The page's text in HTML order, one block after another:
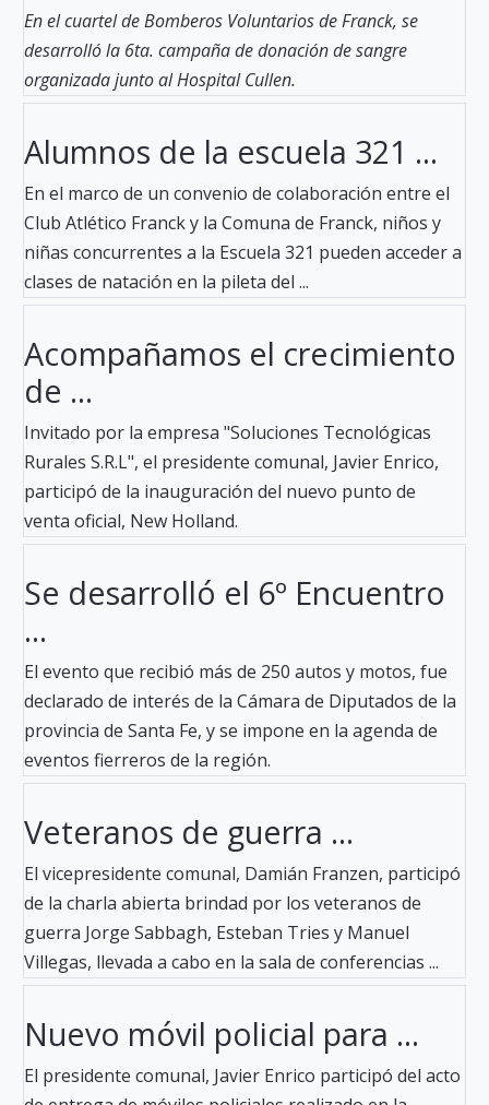
En el cuartel de Bomberos Voluntarios de Franck, se
desarrolló la 6ta. campaña de donación de sangre
organizada junto al Hospital Cullen.
Alumnos de la escuela 321 ...
En el marco de un convenio de colaboración entre el
Club Atlético Franck y la Comuna de Franck, niños y
niñas concurrentes a la Escuela 321 pueden acceder a
clases de natación en la pileta del ...
Acompañamos el crecimiento
de ...
Invitado por la empresa "Soluciones Tecnológicas
Rurales S.R.L", el presidente comunal, Javier Enrico,
participó de la inauguración del nuevo punto de
venta oficial, New Holland.
Se desarrolló el 6º Encuentro
...
El evento que recibió más de 250 autos y motos, fue
declarado de interés de la Cámara de Diputados de la
provincia de Santa Fe, y se impone en la agenda de
eventos fierreros de la región.
Veteranos de guerra ...
El vicepresidente comunal, Damián Franzen, participó
de la charla abierta brindad por los veteranos de
guerra Jorge Sabbagh, Esteban Tries y Manuel
Villegas, llevada a cabo en la sala de conferencias ...
Nuevo móvil policial para ...
El presidente comunal, Javier Enrico participó del acto